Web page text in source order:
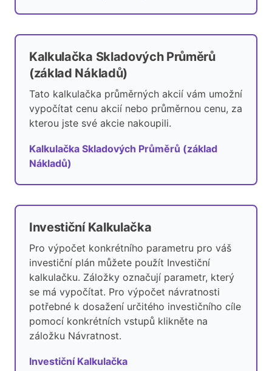
Kalkulačka Skladových Průměrů
(základ Nákladů)
Tato kalkulačka průměrných akcií vám umožní
vypočítat cenu akcií nebo průměrnou cenu, za
kterou jste své akcie nakoupili.
Kalkulačka Skladových Průměrů (základ
Nákladů)
Investiční Kalkulačka
Pro výpočet konkrétního parametru pro váš
investiční plán můžete použít Investiční
kalkulačku. Záložky označují parametr, který
se má vypočítat. Pro výpočet návratnosti
potřebné k dosažení určitého investičního cíle
pomocí konkrétních vstupů klikněte na
záložku Návratnost.
Investiční Kalkulačka